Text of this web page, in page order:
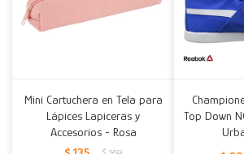
Mini Cartuchera en Tela para
Lápices Lapiceras y
Accesorios - Rosa
Top Down